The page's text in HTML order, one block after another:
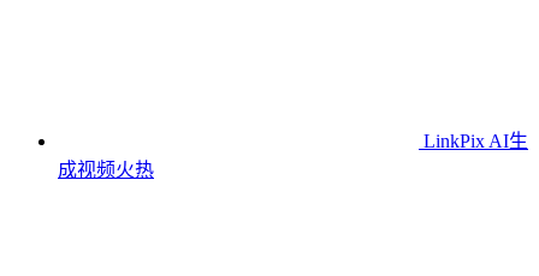
LinkPix AI生
成视频火热